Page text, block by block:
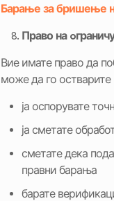
Барање за бришење
Право на
Вие имате право да
може да го остварите
ја оспорувате
ја сметате
сметате дека
правни барања
барате